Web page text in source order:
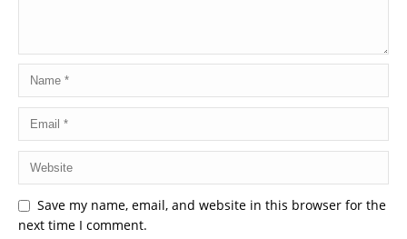
Save my name, email, and website in this browser for the
next time I comment.